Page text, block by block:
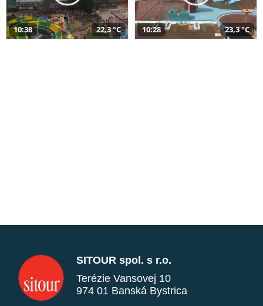
10:38 22,3 °C 10:28 23,3 °C
SITOUR spol. s r.o.
Terézie Vansovej 10
974 01 Banská Bystrica